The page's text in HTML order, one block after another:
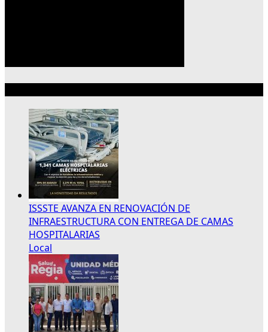
ISSSTE AVANZA EN RENOVACIÓN DE
INFRAESTRUCTURA CON ENTREGA DE CAMAS
HOSPITALARIAS
Local